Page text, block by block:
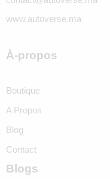
www.autoverse.ma
À-propos
Boutique
A Propos
Blog
Contact
Blogs